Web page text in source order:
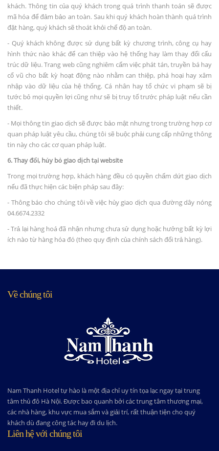
khách. Thông tin của quý khách trong quá trình thanh toán sẽ được
mã hóa để đảm bảo an toàn. Sau khi quý khách hoàn thành quá trình
đặt hàng, quý khách sẽ thoát khỏi chế độ an toàn.
- Quý khách không được sử dụng bất kỳ chương trình, công cụ hay
hình thức nào khác để can thiệp vào hệ thống hay làm thay đổi cấu
trúc dữ liệu. Trang web cũng nghiêm cấm việc phát tán, truyền bá hay
cổ vũ cho bất kỳ hoạt động nào nhằm can thiệp, phá hoại hay xâm
nhập vào dữ liệu của hệ thống. Cá nhân hay tổ chức vi phạm sẽ bị
tước bỏ mọi quyền lợi cũng như sẽ bị truy tố trước pháp luật nếu cần
thiết.
- Mọi thông tin giao dịch sẽ được bảo mật nhưng trong trường hợp cơ
quan pháp luật yêu cầu, chúng tôi sẽ buộc phải cung cấp những thông
tin này cho các cơ quan pháp luật.
6. Thay đổi, hủy bỏ giao dịch tại website
Trong mọi trường hợp, khách hàng đều có quyền chấm dứt giao dịch
nếu đã thực hiện các biện pháp sau đây:
- Thông báo cho chúng tôi về việc hủy giao dịch qua đường dây nóng
04.6674.2332
- Trả lại hàng hoá đã nhận nhưng chưa sử dụng hoặc hưởng bất kỳ lợi
ích nào từ hàng hóa đó (theo quy định của chính sách đổi trả hàng).
Về chúng tôi
Nam Thanh Hotel tự hào là một địa chỉ uy tín tọa lạc ngay tại trung
tâm thủ đô Hà Nội. Được bao quanh bởi các trung tâm thương mại,
các nhà hàng, khu vực mua sắm và giải trí, rất thuận tiện cho quý
khách dù đang công tác hay đi du lịch.
Liên hệ với chúng tôi